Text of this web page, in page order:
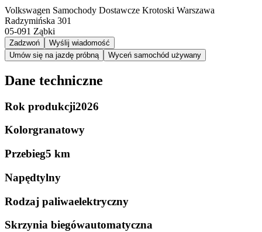
Volkswagen Samochody Dostawcze Krotoski Warszawa
Radzymińska 301
05-091 Ząbki
Zadzwoń
Wyślij wiadomość
Umów się na jazdę próbną
Wyceń samochód używany
Dane techniczne
Rok produkcji2026
Kolorgranatowy
Przebieg5 km
Napędtylny
Rodzaj paliwaelektryczny
Skrzynia biegówautomatyczna